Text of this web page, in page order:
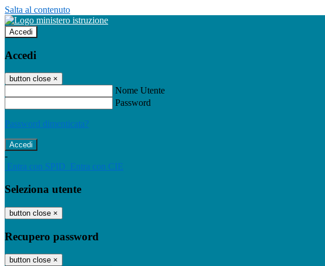
Salta al contenuto
Accedi
Accedi
button close ×
Nome Utente
Password
Password dimenticata?
-
Entra con SPID Entra con CIE
Seleziona utente
button close ×
Recupero password
button close ×